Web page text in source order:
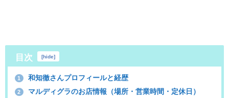
目次 [hide]
1 和知徹さんプロフィールと経歴
2 マルディグラのお店情報（場所・営業時間・定休日）